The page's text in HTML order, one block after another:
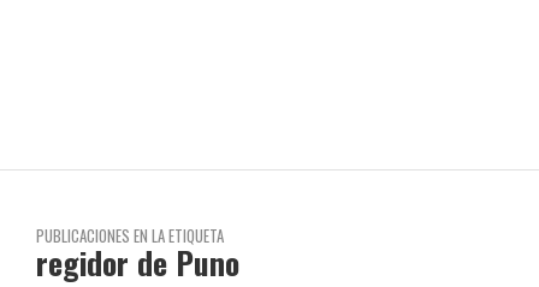
PUBLICACIONES EN LA ETIQUETA
regidor de Puno